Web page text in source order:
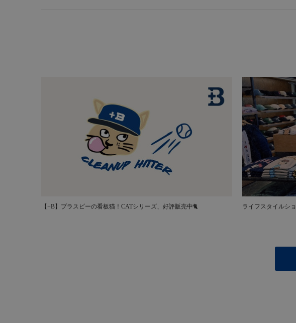
【+B】プラスビーの看板猫！CATシリーズ、好評販売中🐈 ライフスタイルシ